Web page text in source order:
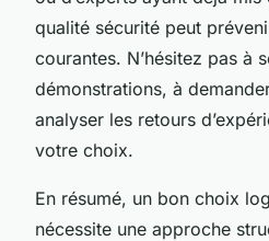
qualité sécurité peut
courantes. N’hésitez pas à
démonstrations, à
analyser les retours
votre choix.
En résumé, un bon choix
nécessite une approche